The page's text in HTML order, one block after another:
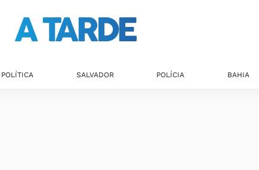
POLÍTICA SALVADOR POLÍCIA BAHIA